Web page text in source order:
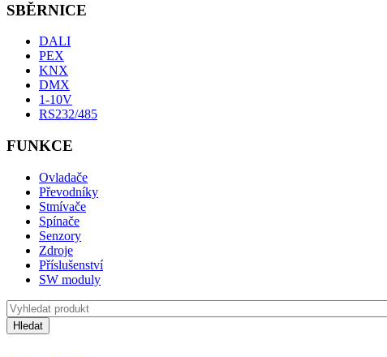
SBĚRNICE
DALI
PEX
KNX
DMX
1-10V
RS232/485
FUNKCE
Ovladače
Převodníky
Stmívače
Spínače
Senzory
Zdroje
Příslušenství
SW moduly